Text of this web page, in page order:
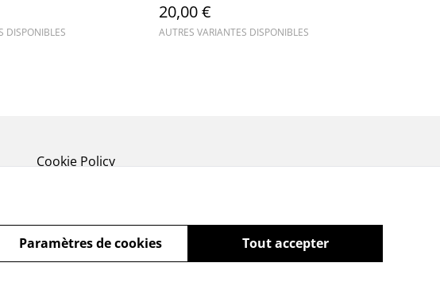
DISPONIBLES
20,00 €
AUTRES VARIANTES DISPONIBLES
Cookie Policy
Tout accepter
Paramètres de cookies